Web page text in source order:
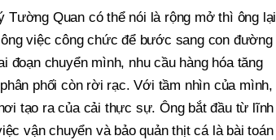
Quan có thể nói là rộng mở thì ông lại
việc công chức để bước sang con đường
đoạn chuyển mình, nhu cầu hàng hóa tăng
phối còn rời rạc. Với tầm nhìn của mình,
tạo ra của cải thực sự. Ông bắt đầu từ lĩnh
vận chuyển và bảo quản thịt cá là bài toán